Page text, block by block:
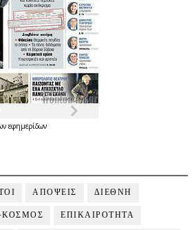
εφημερίδων
ΑΠΟΨΕΙΣ ΔΙΕΘΝΗ
ΕΠΙΚΑΙΡΟΤΗΤΑ